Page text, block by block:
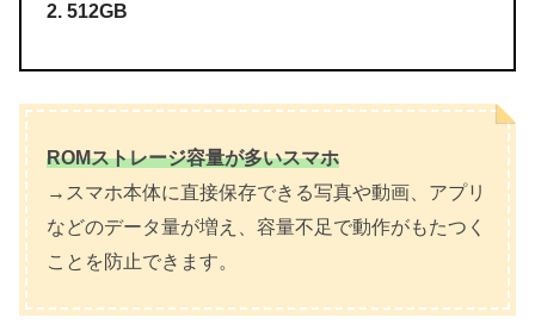
512GB
ROMストレージ容量が多いスマホ
→スマホ本体に直接保存できる写真や動画、アプリ
などのデータ量が増え、容量不足で動作がもたつく
ことを防止できます。